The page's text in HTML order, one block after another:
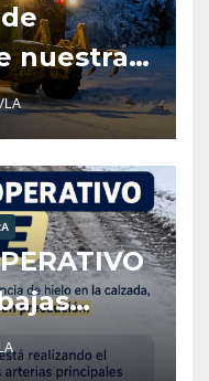
nuestra
26 Hora